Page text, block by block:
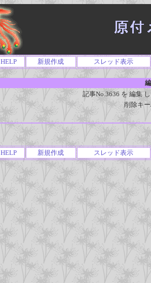
HELP 新規作成 スレッド表示
記事No.3636 を 編集
削除キ
HELP 新規作成 スレッド表示